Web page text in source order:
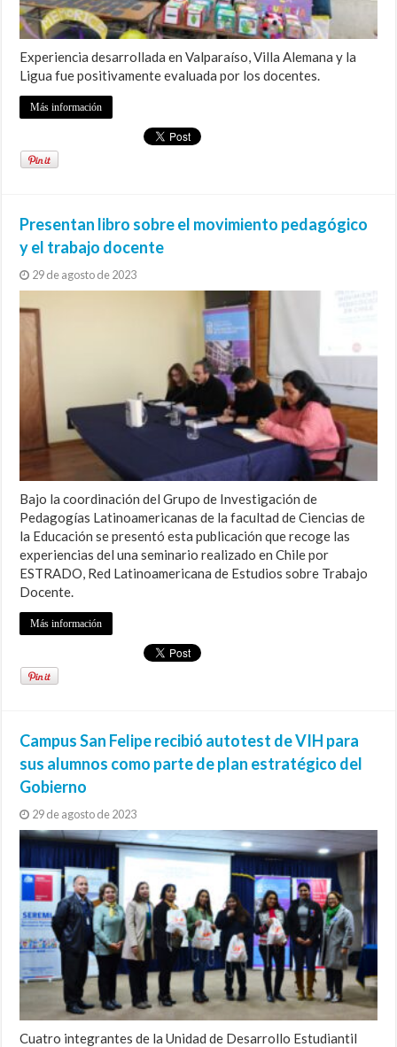
Experiencia desarrollada en Valparaíso, Villa Alemana y la
Ligua fue positivamente evaluada por los docentes.
Más información
Presentan libro sobre el movimiento pedagógico
y el trabajo docente
29 de agosto de 2023
Bajo la coordinación del Grupo de Investigación de
Pedagogías Latinoamericanas de la facultad de Ciencias de
la Educación se presentó esta publicación que recoge las
experiencias del una seminario realizado en Chile por
ESTRADO, Red Latinoamericana de Estudios sobre Trabajo
Docente.
Más información
Campus San Felipe recibió autotest de VIH para
sus alumnos como parte de plan estratégico del
Gobierno
29 de agosto de 2023
Cuatro integrantes de la Unidad de Desarrollo Estudiantil